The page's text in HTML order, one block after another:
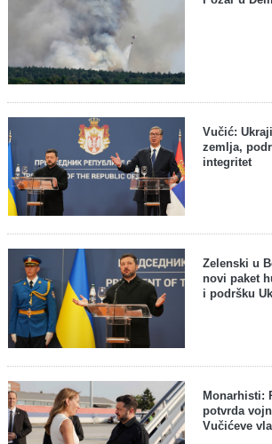
Vučić:
zemlja,
integritet
Zelenski u
novi paket
i podršku
Monarhisti:
potvrda
Vučićeve